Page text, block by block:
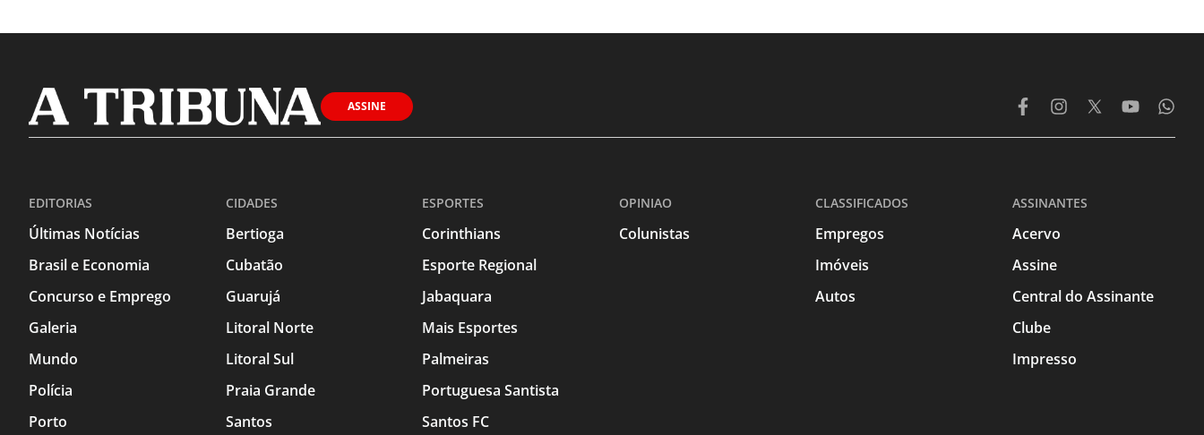
ASSINE
EDITORIAS
Últimas Notícias
Brasil e Economia
Concurso e Emprego
Galeria
Mundo
Polícia
Porto
CIDADES
Bertioga
Cubatão
Guarujá
Litoral Norte
Litoral Sul
Praia Grande
Santos
ESPORTES
Corinthians
Esporte Regional
Jabaquara
Mais Esportes
Palmeiras
Portuguesa Santista
Santos FC
OPINIAO
Colunistas
CLASSIFICADOS
Empregos
Imóveis
Autos
ASSINANTES
Acervo
Assine
Central do Assinante
Clube
Impresso